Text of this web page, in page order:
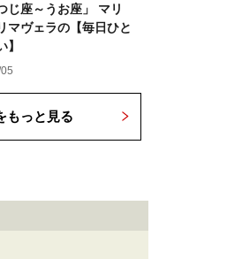
じ座～うお座」 マリ
マヴェラの【毎日ひと
】
もっと見る